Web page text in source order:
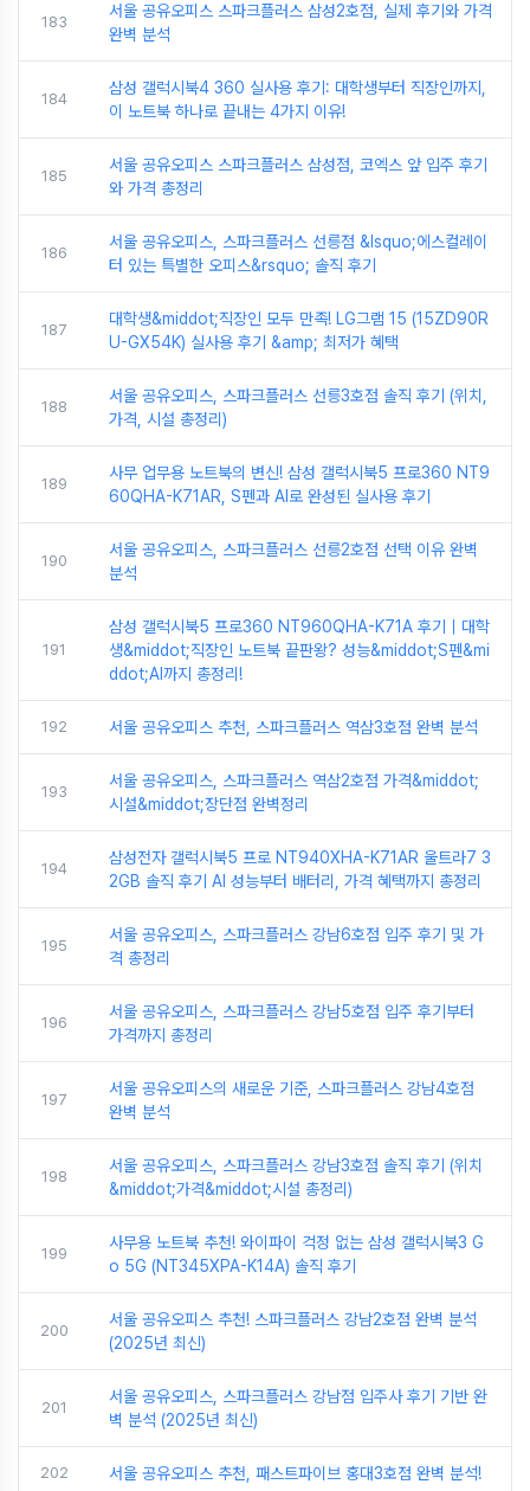
183
서울 공유오피스 스파크플러스 삼성2호점, 실제 후기와 가격
완벽 분석
184
삼성 갤럭시북4 360 실사용 후기: 대학생부터 직장인까지,
이 노트북 하나로 끝내는 4가지 이유!
185
서울 공유오피스 스파크플러스 삼성점, 코엑스 앞 입주 후기
와 가격 총정리
186
서울 공유오피스, 스파크플러스 선릉점 &lsquo;에스컬레이
터 있는 특별한 오피스&rsquo; 솔직 후기
187
대학생&middot;직장인 모두 만족! LG그램 15 (15ZD90R
U-GX54K) 실사용 후기 &amp; 최저가 혜택
188
서울 공유오피스, 스파크플러스 선릉3호점 솔직 후기 (위치,
가격, 시설 총정리)
189
사무 업무용 노트북의 변신! 삼성 갤럭시북5 프로360 NT9
60QHA-K71AR, S펜과 AI로 완성된 실사용 후기
190
서울 공유오피스, 스파크플러스 선릉2호점 선택 이유 완벽
분석
191
삼성 갤럭시북5 프로360 NT960QHA-K71A 후기｜대학
생&middot;직장인 노트북 끝판왕? 성능&middot;S펜&mi
ddot;AI까지 총정리!
192 서울 공유오피스 추천, 스파크플러스 역삼3호점 완벽 분석
193
서울 공유오피스, 스파크플러스 역삼2호점 가격&middot;
시설&middot;장단점 완벽정리
194
삼성전자 갤럭시북5 프로 NT940XHA-K71AR 울트라7 3
2GB 솔직 후기 AI 성능부터 배터리, 가격 혜택까지 총정리
195
서울 공유오피스, 스파크플러스 강남6호점 입주 후기 및 가
격 총정리
196
서울 공유오피스, 스파크플러스 강남5호점 입주 후기부터
가격까지 총정리
197
서울 공유오피스의 새로운 기준, 스파크플러스 강남4호점
완벽 분석
198
서울 공유오피스, 스파크플러스 강남3호점 솔직 후기 (위치
&middot;가격&middot;시설 총정리)
199
사무용 노트북 추천! 와이파이 걱정 없는 삼성 갤럭시북3 G
o 5G (NT345XPA-K14A) 솔직 후기
200
서울 공유오피스 추천! 스파크플러스 강남2호점 완벽 분석
(2025년 최신)
201
서울 공유오피스, 스파크플러스 강남점 입주사 후기 기반 완
벽 분석 (2025년 최신)
202 서울 공유오피스 추천, 패스트파이브 홍대3호점 완벽 분석!